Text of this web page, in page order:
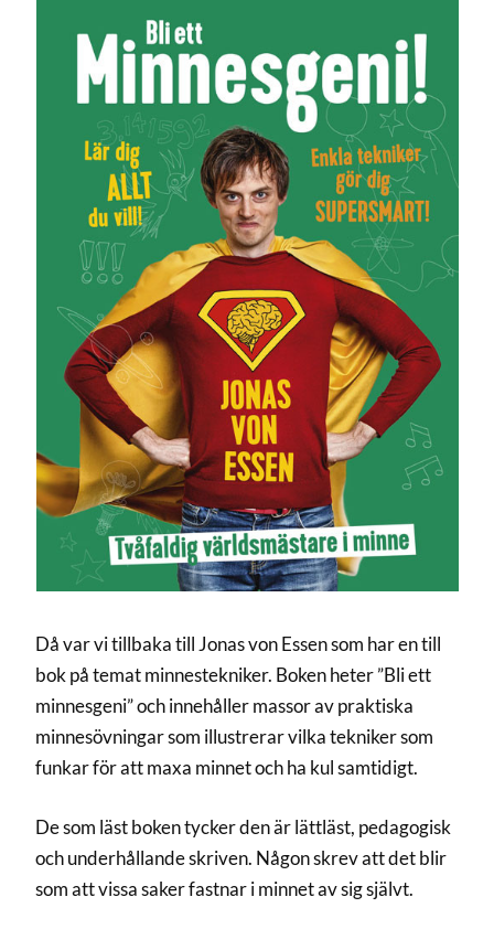
Då var vi tillbaka till Jonas von Essen som har en till
bok på temat minnestekniker. Boken heter ”Bli ett
minnesgeni” och innehåller massor av praktiska
minnesövningar som illustrerar vilka tekniker som
funkar för att maxa minnet och ha kul samtidigt.
De som läst boken tycker den är lättläst, pedagogisk
och underhållande skriven. Någon skrev att det blir
som att vissa saker fastnar i minnet av sig självt.